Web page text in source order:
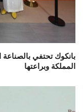
بانكوك تحتفي بالصناعة
المملكة وبراعتها